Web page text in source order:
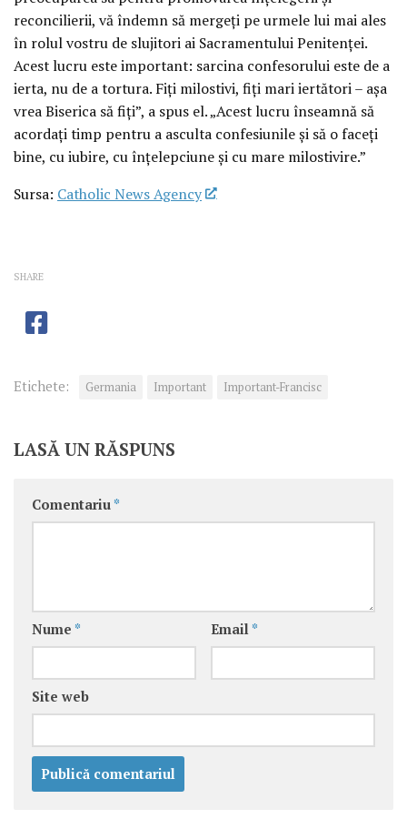
reconcilierii, vă îndemn să mergeți pe urmele lui mai ales
în rolul vostru de slujitori ai Sacramentului Penitenței.
Acest lucru este important: sarcina confesorului este de a
ierta, nu de a tortura. Fiți milostivi, fiți mari iertători – așa
vrea Biserica să fiți”, a spus el. „Acest lucru înseamnă să
acordați timp pentru a asculta confesiunile și să o faceți
bine, cu iubire, cu înțelepciune și cu mare milostivire.”
Sursa: Catholic News Agency
SHARE
Etichete: Germania Important Important-Francisc
LASĂ UN RĂSPUNS
Comentariu *
Nume * Email *
Site web